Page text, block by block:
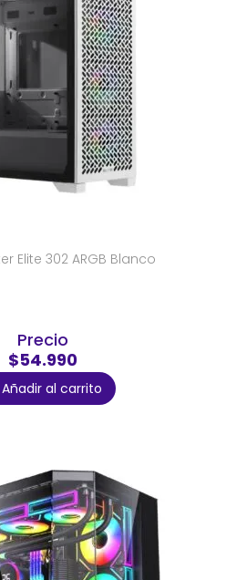
Elite 302 ARGB Blanco
Precio
$54.990
Añadir al carrito